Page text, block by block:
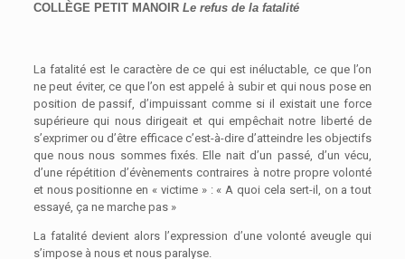
COLLÈGE PETIT MANOIR Le refus de la fatalité
La fatalité est le caractère de ce qui est inéluctable, ce que l’on
ne peut éviter, ce que l’on est appelé à subir et qui nous pose en
position de passif, d’impuissant comme si il existait une force
supérieure qui nous dirigeait et qui empêchait notre liberté de
s’exprimer ou d’être efficace c’est-à-dire d’atteindre les objectifs
que nous nous sommes fixés. Elle nait d’un passé, d’un vécu,
d’une répétition d’évènements contraires à notre propre volonté
et nous positionne en « victime » : « A quoi cela sert-il, on a tout
essayé, ça ne marche pas »
La fatalité devient alors l’expression d’une volonté aveugle qui
s’impose à nous et nous paralyse.